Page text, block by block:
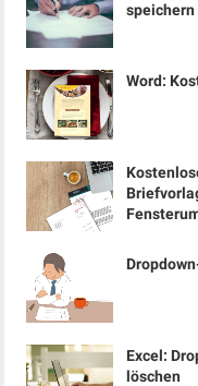
speichern
Word:
Excel:
löschen